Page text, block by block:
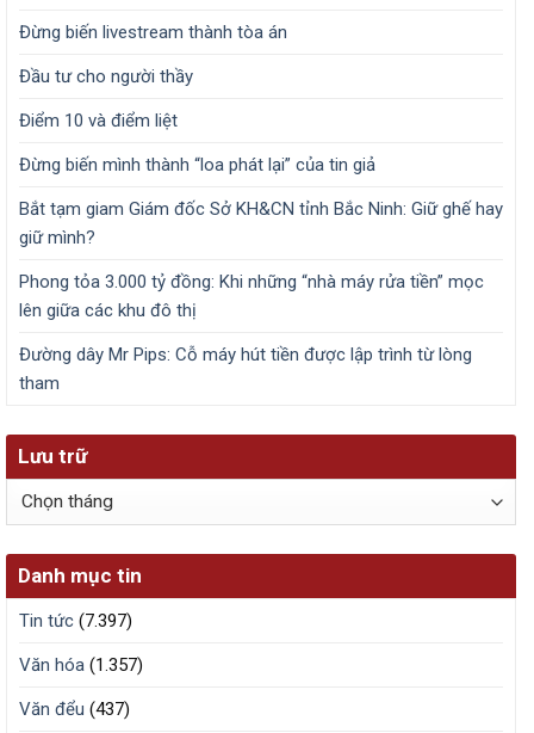
Đừng biến livestream thành tòa án
Đầu tư cho người thầy
Điểm 10 và điểm liệt
Đừng biến mình thành “loa phát lại” của tin giả
Bắt tạm giam Giám đốc Sở KH&CN tỉnh Bắc Ninh: Giữ ghế hay
giữ mình?
Phong tỏa 3.000 tỷ đồng: Khi những “nhà máy rửa tiền” mọc
lên giữa các khu đô thị
Đường dây Mr Pips: Cỗ máy hút tiền được lập trình từ lòng
tham
Lưu trữ
Lưu
Danh mục tin
Tin tức (7.397)
Văn hóa (1.357)
Văn đểu (437)